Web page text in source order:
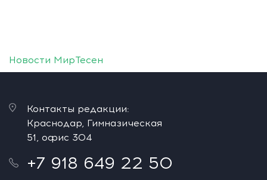
Новости МирТесен
Контакты редакции:
Краснодар, Гимназическая
51, офис 304
+7 918 649 22 50